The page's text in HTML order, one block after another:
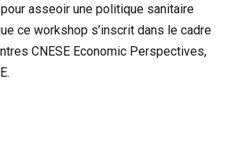
asseoir une politique sanitaire
ce workshop s’inscrit dans le cadre
CNESE Economic Perspectives,